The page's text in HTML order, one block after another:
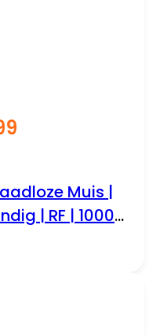
Muis |
| RF | 1000